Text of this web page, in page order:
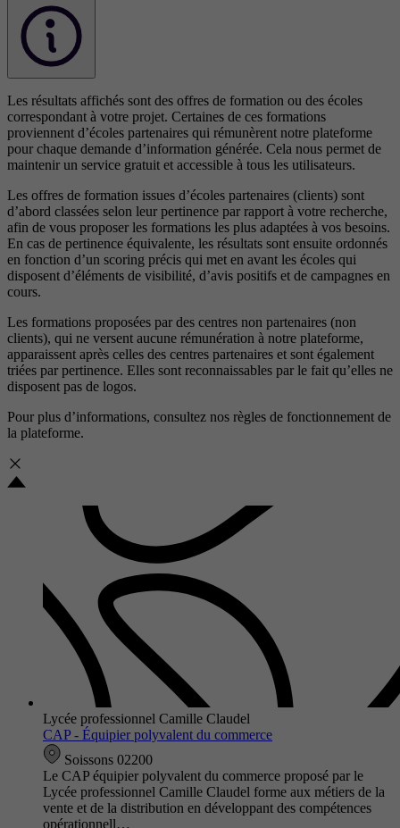
Les résultats affichés sont des offres de formation ou des écoles
correspondant à votre projet. Certaines de ces formations
proviennent d’écoles partenaires qui rémunèrent notre plateforme
pour chaque demande d’information générée. Cela nous permet de
maintenir un service gratuit et accessible à tous les utilisateurs.
Les offres de formation issues d’écoles partenaires (clients) sont
d’abord classées selon leur pertinence par rapport à votre recherche,
afin de vous proposer les formations les plus adaptées à vos besoins.
En cas de pertinence équivalente, les résultats sont ensuite ordonnés
en fonction d’un scoring précis qui met en avant les écoles qui
disposent d’éléments de visibilité, d’avis positifs et de campagnes en
cours.
Les formations proposées par des centres non partenaires (non
clients), qui ne versent aucune rémunération à notre plateforme,
apparaissent après celles des centres partenaires et sont également
triées par pertinence. Elles sont reconnaissables par le fait qu’elles ne
disposent pas de logos.
Pour plus d’informations, consultez nos règles de fonctionnement de
la plateforme.
Lycée professionnel Camille Claudel
CAP - Équipier polyvalent du commerce
Soissons 02200
Le CAP équipier polyvalent du commerce proposé par le
Lycée professionnel Camille Claudel forme aux métiers de la
vente et de la distribution en développant des compétences
opérationnell…